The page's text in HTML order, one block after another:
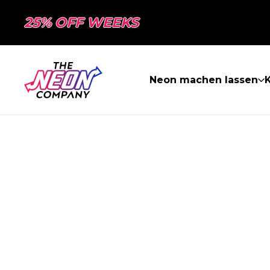
25% OFF WEEKS
Neon machen lassen